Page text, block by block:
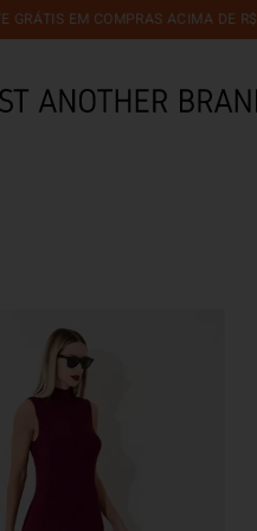
EM COMPRAS ACIMA DE R$ 499,90